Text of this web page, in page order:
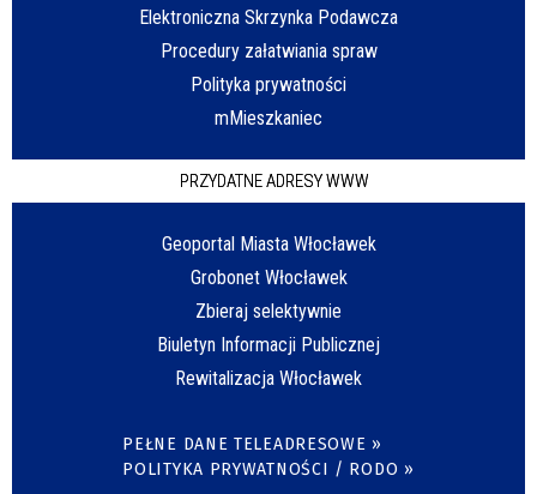
Elektroniczna Skrzynka Podawcza
Procedury załatwiania spraw
Polityka prywatności
mMieszkaniec
PRZYDATNE ADRESY WWW
Geoportal Miasta Włocławek
Grobonet Włocławek
Zbieraj selektywnie
Biuletyn Informacji Publicznej
Rewitalizacja Włocławek
PEŁNE DANE TELEADRESOWE »
POLITYKA PRYWATNOŚCI / RODO »